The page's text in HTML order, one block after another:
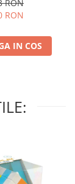
RON
RON
IN COS